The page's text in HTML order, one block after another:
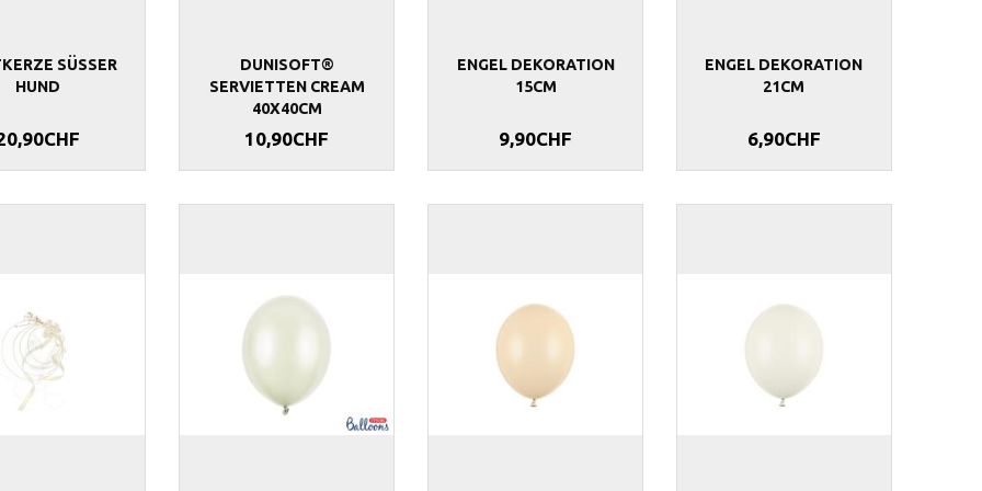
SÜSSER
HUND
DUNISOFT®
SERVIETTEN CREAM
40X40CM
10,90CHF
ENGEL DEKORATION
15CM
9,90CHF
ENGEL DEKORATION
21CM
6,90CHF